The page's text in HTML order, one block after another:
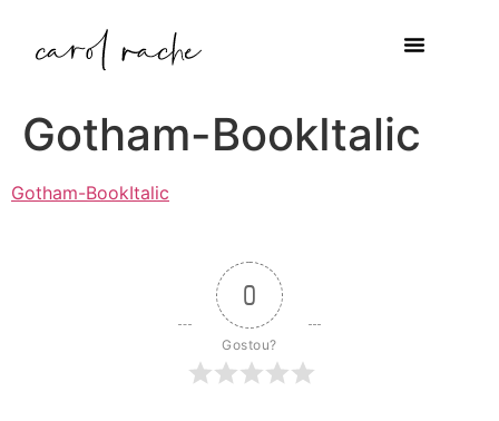
Gotham-BookItalic
Gotham-BookItalic
0
Gostou?